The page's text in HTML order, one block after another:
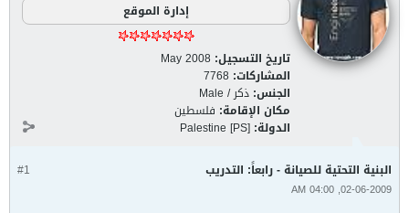
إدارة الموقع
تاريخ التسجيل: May 2008
المشاركات: 7768
الجنس: ذكر / Male
مكان الإقامة: فلسطين
الدولة: Palestine [PS]
#1 البنية التحتية للصيانة - رابعاً: التدريب
02-06-2009, 04:00 AM